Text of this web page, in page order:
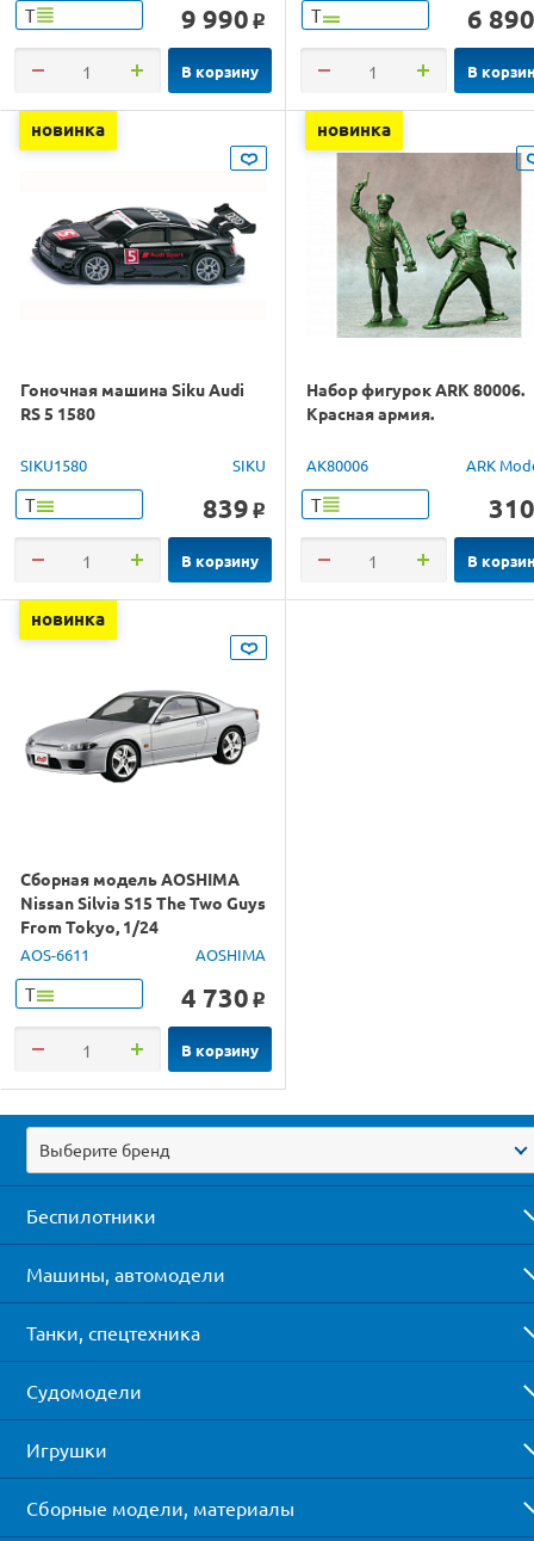
Т 9 990 o
В корзину
Т 6 890
В
новинка
Гоночная машина Siku Audi
RS 5 1580
SIKU1580 SIKU
Т 839 o
В корзину
новинка
Набор фигурок ARK 80006.
Красная армия.
AK80006 ARK
Т 310
В
новинка
Сборная модель AOSHIMA
Nissan Silvia S15 The Two Guys
From Tokyo, 1/24
AOS-6611 AOSHIMA
Т 4 730 o
В корзину
Выберите бренд
Беспилотники
Машины, автомодели
Танки, спецтехника
Судомодели
Игрушки
Сборные модели, материалы